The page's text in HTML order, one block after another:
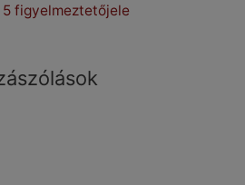
figyelmeztetőjele